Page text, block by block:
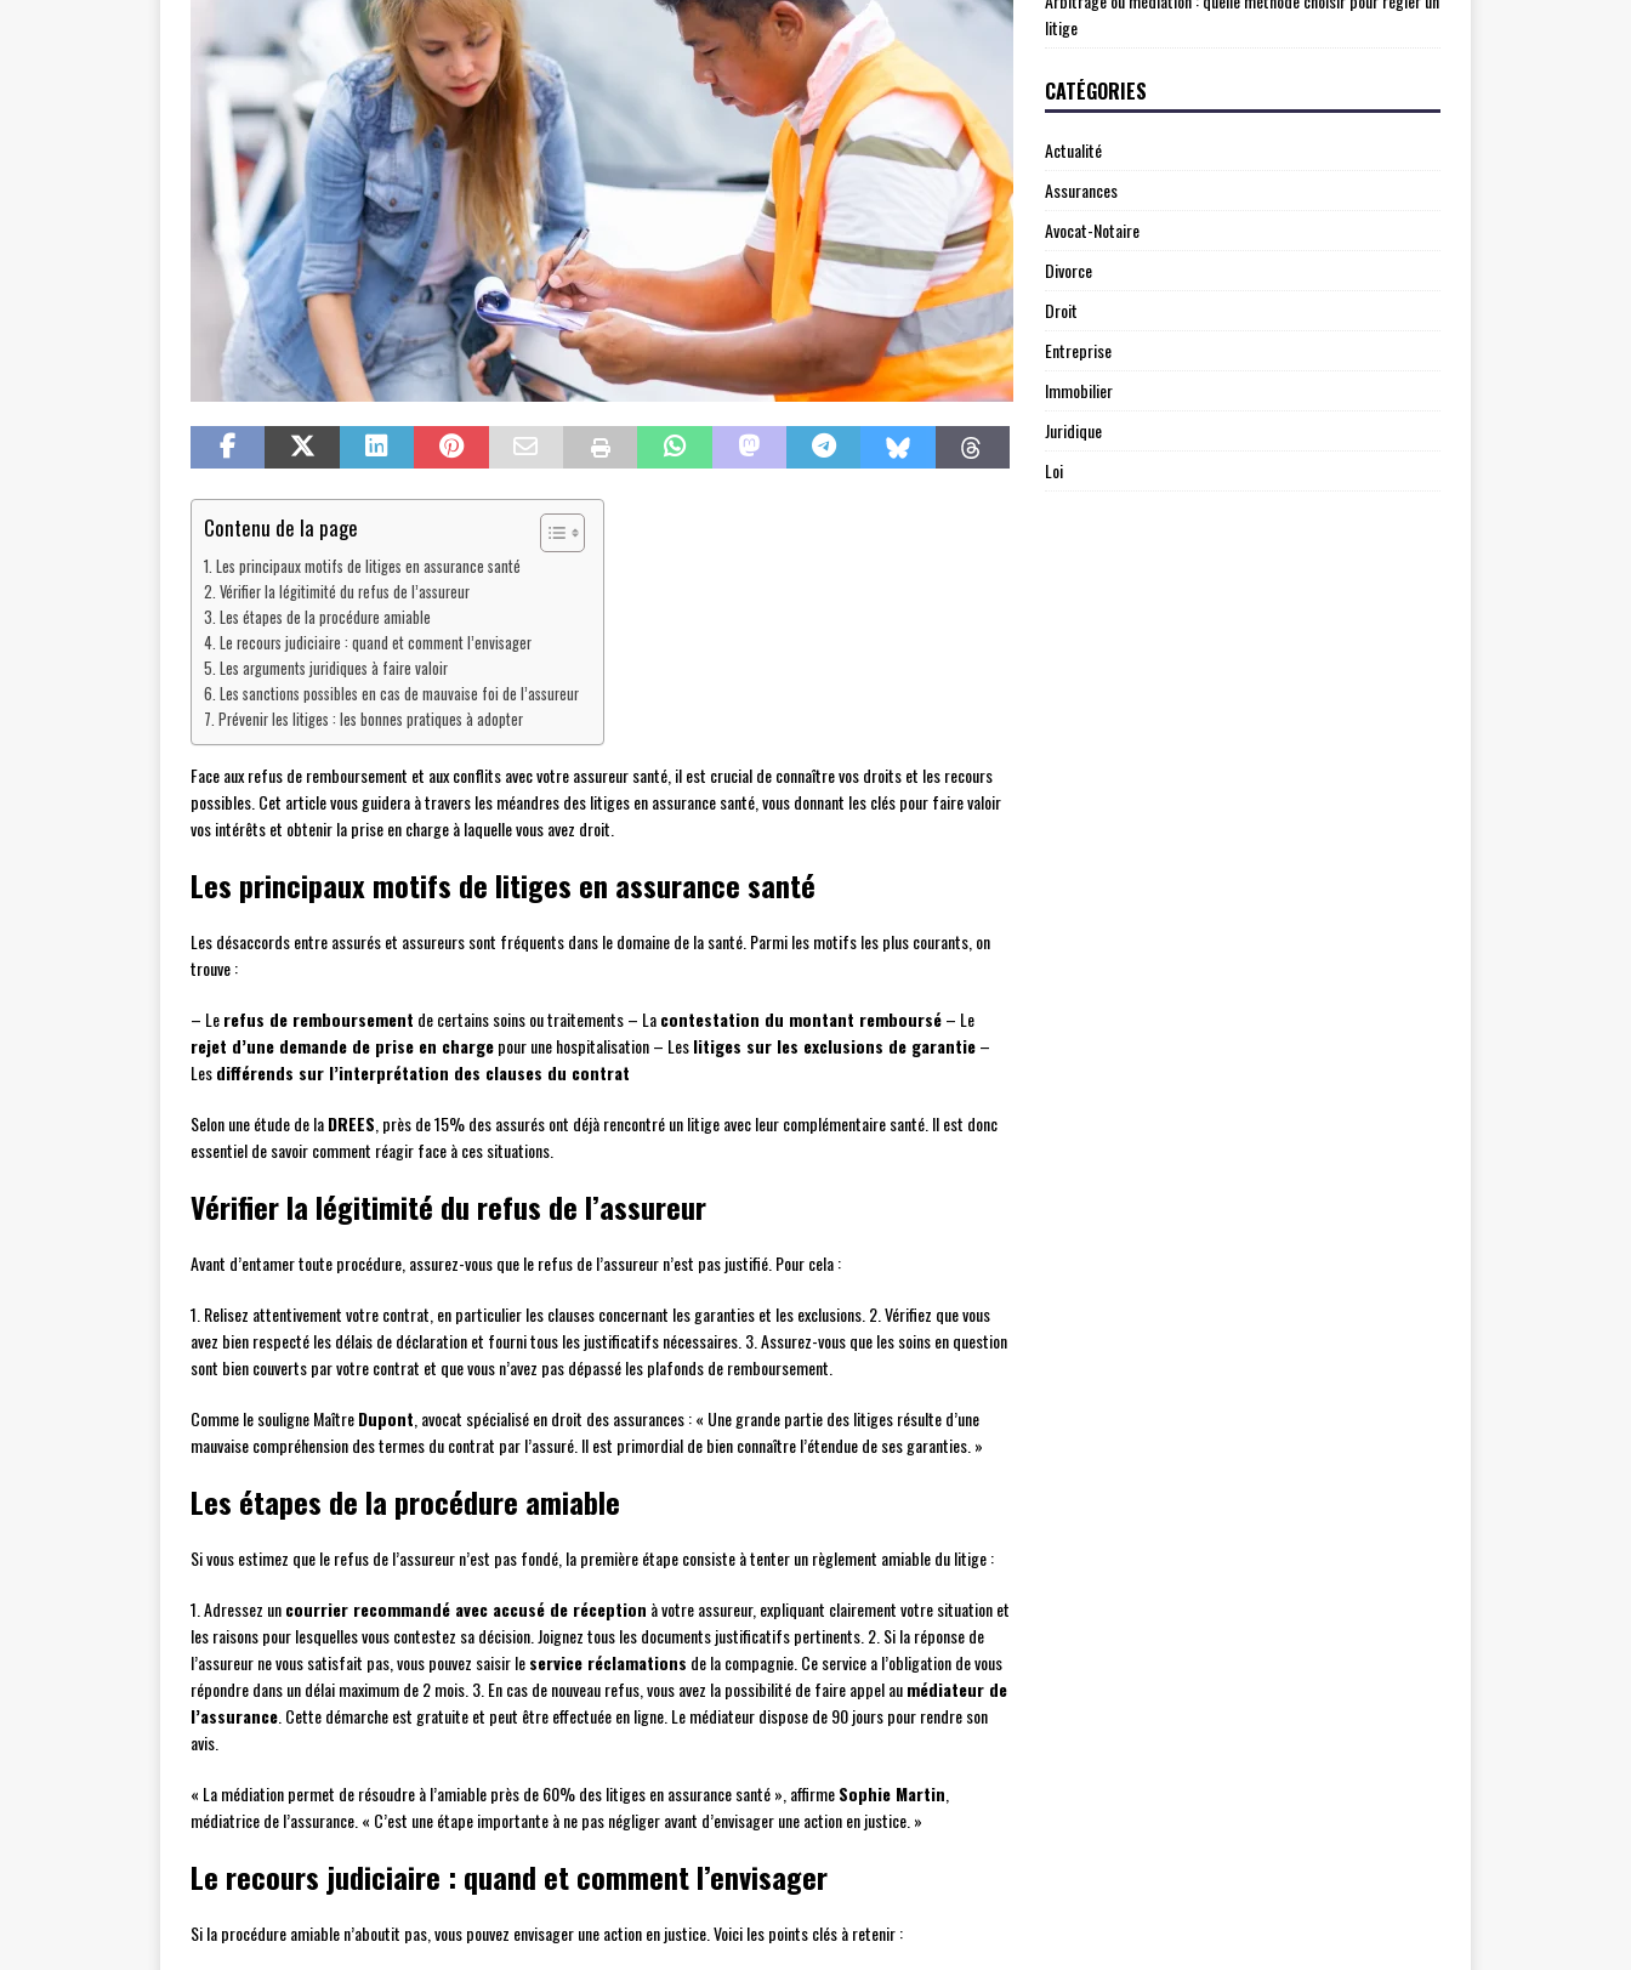
Contenu de la page
Les principaux motifs de litiges en assurance santé
Vérifier la légitimité du refus de l’assureur
Les étapes de la procédure amiable
Le recours judiciaire : quand et comment l’envisager
Les arguments juridiques à faire valoir
Les sanctions possibles en cas de mauvaise foi de l’assureur
Prévenir les litiges : les bonnes pratiques à adopter
Face aux refus de remboursement et aux conflits avec votre assureur santé, il est crucial de connaître vos droits et les recours
possibles. Cet article vous guidera à travers les méandres des litiges en assurance santé, vous donnant les clés pour faire valoir
vos intérêts et obtenir la prise en charge à laquelle vous avez droit.
Les principaux motifs de litiges en assurance santé
Les désaccords entre assurés et assureurs sont fréquents dans le domaine de la santé. Parmi les motifs les plus courants, on
trouve :
– Lerefus de remboursement de certains soins ou traitements – Lacontestation du montant remboursé– Le
rejet d’une demande de prise en chargepour une hospitalisation – Leslitiges sur les exclusions de garantie–
Lesdifférends sur l’interprétation des clauses du contrat
Selon une étude de laDREES , près de 15% des assurés ont déjà rencontré un litige avec leur complémentaire santé. Il est donc
essentiel de savoir comment réagir face à ces situations.
Vérifier la légitimité du refus de l’assureur
Avant d’entamer toute procédure, assurez-vous que le refus de l’assureur n’est pas justifié. Pour cela :
1. Relisez attentivement votre contrat, en particulier les clauses concernant les garanties et les exclusions. 2. Vérifiez que vous
avez bien respecté les délais de déclaration et fourni tous les justificatifs nécessaires. 3. Assurez-vous que les soins en question
sont bien couverts par votre contrat et que vous n’avez pas dépassé les plafonds de remboursement.
Comme le souligne MaîtreDupont , avocat spécialisé en droit des assurances : « Une grande partie des litiges résulte d’une
mauvaise compréhension des termes du contrat par l’assuré. Il est primordial de bien connaître l’étendue de ses garanties. »
Les étapes de la procédure amiable
Si vous estimez que le refus de l’assureur n’est pas fondé, la première étape consiste à tenter un règlement amiable du litige :
1. Adressez uncourrier recommandé avec accusé de réception à votre assureur, expliquant clairement votre situation et
les raisons pour lesquelles vous contestez sa décision. Joignez tous les documents justificatifs pertinents. 2. Si la réponse de
l’assureur ne vous satisfait pas, vous pouvez saisir leservice réclamations de la compagnie. Ce service a l’obligation de vous
répondre dans un délai maximum de 2 mois. 3. En cas de nouveau refus, vous avez la possibilité de faire appel aumédiateur de
l’assurance . Cette démarche est gratuite et peut être effectuée en ligne. Le médiateur dispose de 90 jours pour rendre son
avis.
« La médiation permet de résoudre à l’amiable près de 60% des litiges en assurance santé », affirmeSophie Martin
médiatrice de l’assurance. « C’est une étape importante à ne pas négliger avant d’envisager une action en justice. »
Le recours judiciaire : quand et comment l’envisager
Si la procédure amiable n’aboutit pas, vous pouvez envisager une action en justice. Voici les points clés à retenir :
litige
CATÉGORIES
Actualité
Assurances
Avocat-Notaire
Divorce
Droit
Entreprise
Immobilier
Juridique
Loi